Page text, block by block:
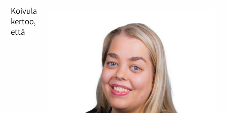
Koivula
kertoo,
että